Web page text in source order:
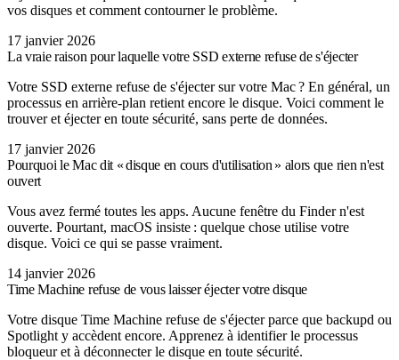
vos disques et comment contourner le problème.
17 janvier 2026
La vraie raison pour laquelle votre SSD externe refuse de s'éjecter
Votre SSD externe refuse de s'éjecter sur votre Mac ? En général, un
processus en arrière-plan retient encore le disque. Voici comment le
trouver et éjecter en toute sécurité, sans perte de données.
17 janvier 2026
Pourquoi le Mac dit « disque en cours d'utilisation » alors que rien n'est
ouvert
Vous avez fermé toutes les apps. Aucune fenêtre du Finder n'est
ouverte. Pourtant, macOS insiste : quelque chose utilise votre
disque. Voici ce qui se passe vraiment.
14 janvier 2026
Time Machine refuse de vous laisser éjecter votre disque
Votre disque Time Machine refuse de s'éjecter parce que backupd ou
Spotlight y accèdent encore. Apprenez à identifier le processus
bloqueur et à déconnecter le disque en toute sécurité.